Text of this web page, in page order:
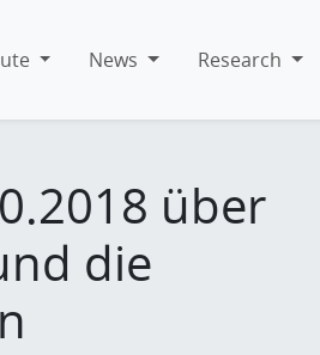
News Research
über
die